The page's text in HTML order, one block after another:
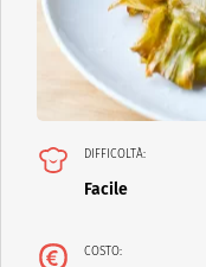
DIFFICOLTÀ:
Facile
COSTO: